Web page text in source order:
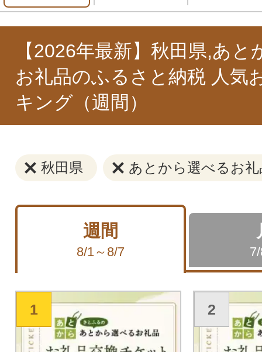
【2026年最新】秋田県,あと
お礼品のふるさと納税 人気
キング（週間）
秋田県 あとから選べるお礼
週間
8/1～8/7
1 2